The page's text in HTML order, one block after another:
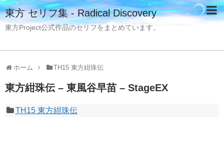
東方 セリフ集 - Radical Discovery
東方Project公式作品のセリフをまとめています。
ホーム TH15 東方紺珠伝
東方紺珠伝 – 東風谷早苗 – StageEX
TH15 東方紺珠伝